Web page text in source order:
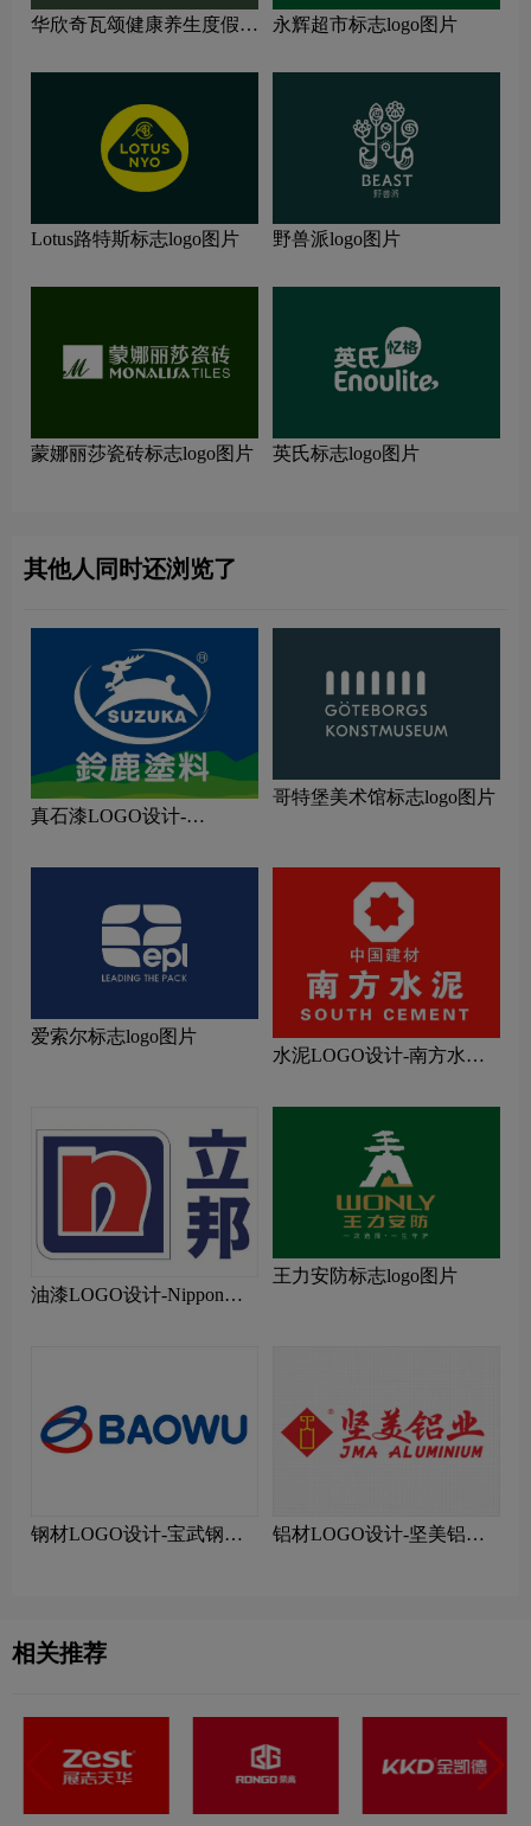
华欣奇瓦颂健康养生度假村
永辉超市标志logo图片
Lotus路特斯标志logo图片 野兽派logo图片
蒙娜丽莎瓷砖标志logo图片 英氏标志logo图片
其他人同时还浏览了
真石漆LOGO设计-
哥特堡美术馆标志logo图片
爱索尔标志logo图片
水泥LOGO设计-南方水泥
油漆LOGO设计-Nippon立
王力安防标志logo图片
钢材LOGO设计-宝武钢铁
铝材LOGO设计-坚美铝业
相关推荐